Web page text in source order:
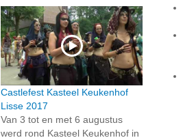
Castlefest Kasteel Keukenhof
Lisse 2017
Van 3 tot en met 6 augustus
werd rond Kasteel Keukenhof in